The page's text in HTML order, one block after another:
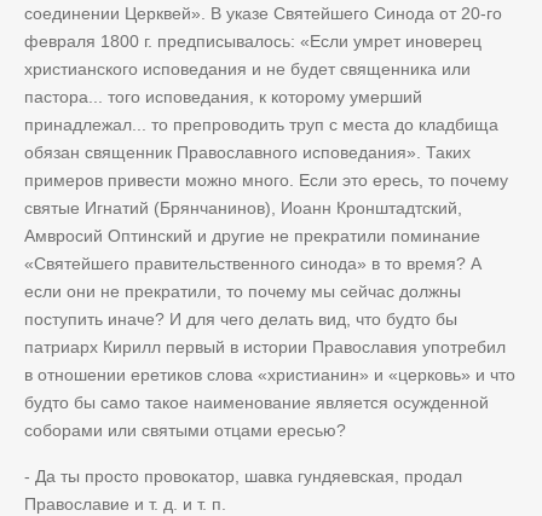
соединении Церквей». В указе Святейшего Синода от 20-го
февраля 1800 г. предписывалось: «Если умрет иноверец
христианского исповедания и не будет священника или
пастора... того исповедания, к которому умерший
принадлежал... то препроводить труп с места до кладбища
обязан священник Православного исповедания». Таких
примеров привести можно много. Если это ересь, то почему
святые Игнатий (Брянчанинов), Иоанн Кронштадтский,
Амвросий Оптинский и другие не прекратили поминание
«Святейшего правительственного синода» в то время? А
если они не прекратили, то почему мы сейчас должны
поступить иначе? И для чего делать вид, что будто бы
патриарх Кирилл первый в истории Православия употребил
в отношении еретиков слова «христианин» и «церковь» и что
будто бы само такое наименование является осужденной
соборами или святыми отцами ересью?
- Да ты просто провокатор, шавка гундяевская, продал
Православие и т. д. и т. п.